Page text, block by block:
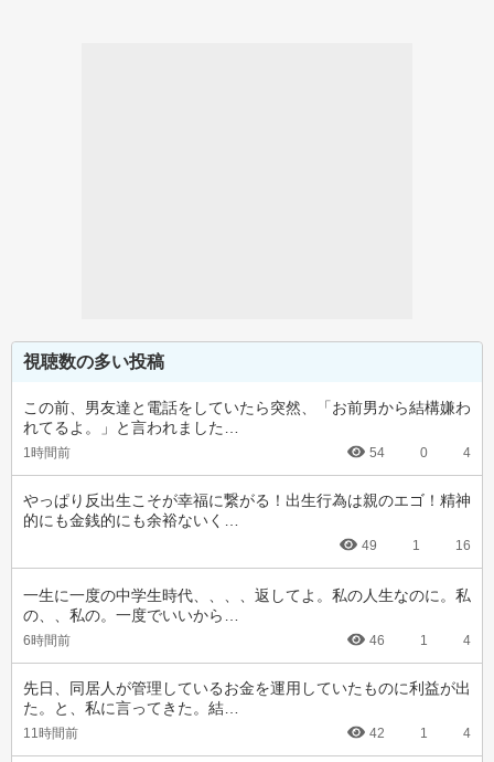
視聴数の多い投稿
この前、男友達と電話をしていたら突然、「お前男から結構嫌わ
れてるよ。」と言われました…
1時間前 54 0 4
やっぱり反出生こそが幸福に繋がる！出生行為は親のエゴ！精神
的にも金銭的にも余裕ないく…
49 1 16
一生に一度の中学生時代、、、、返してよ。私の人生なのに。私
の、、私の。一度でいいから…
6時間前 46 1 4
先日、同居人が管理しているお金を運用していたものに利益が出
た。と、私に言ってきた。結…
11時間前 42 1 4